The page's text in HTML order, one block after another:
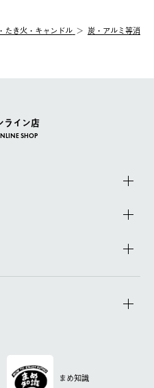
たき火・キャンドル
炭・アルミ等消
ライン店
SHOP
まめ知識